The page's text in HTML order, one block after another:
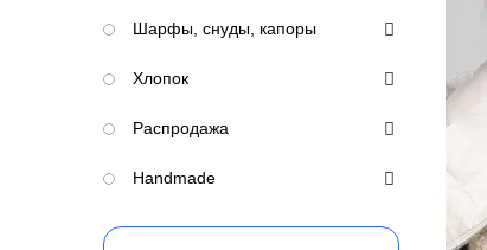
Шарфы, снуды, капоры
Хлопок
Распродажа
Handmade